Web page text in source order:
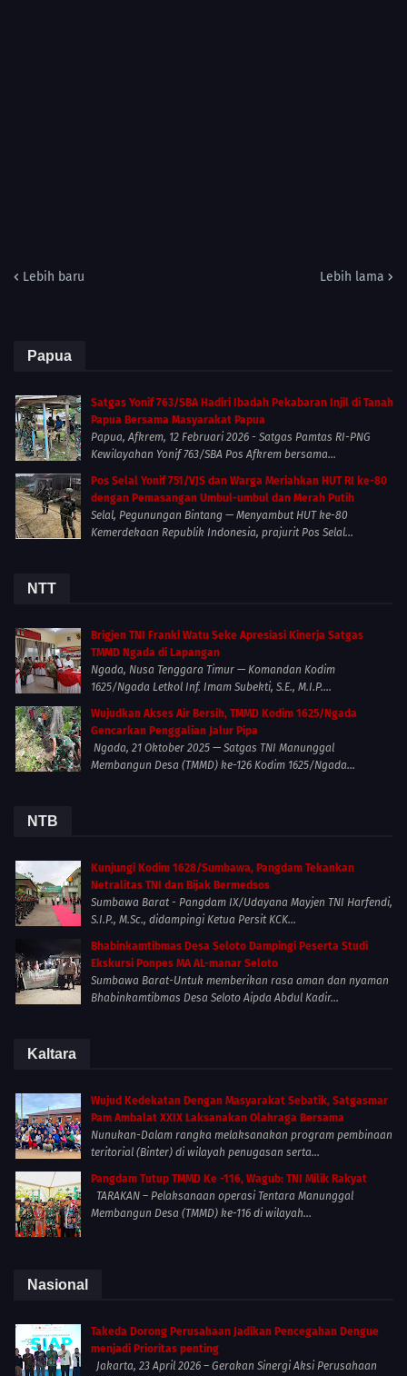
Lebih baru Lebih lama
Papua
Satgas Yonif 763/SBA Hadiri Ibadah Pekabaran Injil di Tanah
Papua Bersama Masyarakat Papua
Papua, Afkrem, 12 Februari 2026 - Satgas Pamtas RI-PNG
Kewilayahan Yonif 763/SBA Pos Afkrem bersama...
Pos Selal Yonif 751/VJS dan Warga Meriahkan HUT RI ke-80
dengan Pemasangan Umbul-umbul dan Merah Putih
Selal, Pegunungan Bintang — Menyambut HUT ke-80
Kemerdekaan Republik Indonesia, prajurit Pos Selal...
NTT
Brigjen TNI Franki Watu Seke Apresiasi Kinerja Satgas
TMMD Ngada di Lapangan
Ngada, Nusa Tenggara Timur — Komandan Kodim
1625/Ngada Letkol Inf. Imam Subekti, S.E., M.I.P....
Wujudkan Akses Air Bersih, TMMD Kodim 1625/Ngada
Gencarkan Penggalian Jalur Pipa
Ngada, 21 Oktober 2025 — Satgas TNI Manunggal
Membangun Desa (TMMD) ke-126 Kodim 1625/Ngada...
NTB
Kunjungi Kodim 1628/Sumbawa, Pangdam Tekankan
Netralitas TNI dan Bijak Bermedsos
Sumbawa Barat - Pangdam IX/Udayana Mayjen TNI Harfendi,
S.I.P., M.Sc., didampingi Ketua Persit KCK...
Bhabinkamtibmas Desa Seloto Dampingi Peserta Studi
Ekskursi Ponpes MA AL-manar Seloto
Sumbawa Barat-Untuk memberikan rasa aman dan nyaman
Bhabinkamtibmas Desa Seloto Aipda Abdul Kadir...
Kaltara
Wujud Kedekatan Dengan Masyarakat Sebatik, Satgasmar
Pam Ambalat XXIX Laksanakan Olahraga Bersama
Nunukan-Dalam rangka melaksanakan program pembinaan
teritorial (Binter) di wilayah penugasan serta...
Pangdam Tutup TMMD Ke -116, Wagub: TNI Milik Rakyat
TARAKAN – Pelaksanaan operasi Tentara Manunggal
Membangun Desa (TMMD) ke-116 di wilayah...
Nasional
Takeda Dorong Perusahaan Jadikan Pencegahan Dengue
menjadi Prioritas penting
Jakarta, 23 April 2026 – Gerakan Sinergi Aksi Perusahaan